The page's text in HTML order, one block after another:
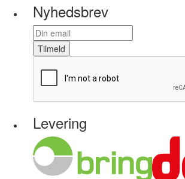
Nyhedsbrev
Tilmeld
Levering